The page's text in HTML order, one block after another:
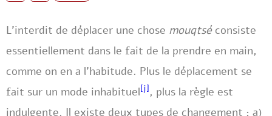
L’interdit de déplacer une chose mouqtséconsiste
essentiellement dans le fait de la prendre en main,
comme on en a l’habitude. Plus le déplacement se
fait sur un mode inhabituel[j] , plus la règle est
indulgente. Il existe deux types de changement : a)